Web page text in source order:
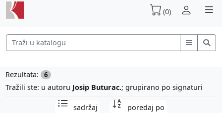
(0)
Rezultata: 6
Tražili ste: u autoru Josip Buturac.; grupirano po signaturi
sadržaj poredaj po